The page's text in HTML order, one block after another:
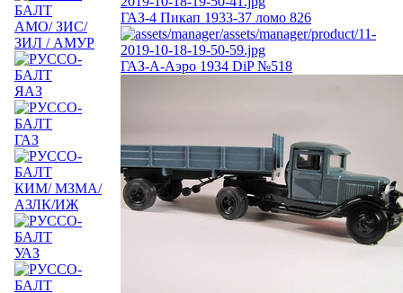
АМО/ ЗИС/
ЗИЛ / АМУР
ЯАЗ
ГАЗ
КИМ/ МЗМА/
АЗЛК/ИЖ
УАЗ
ГАЗ-4 Пикап 1933-37 ломо 826
ГАЗ-А-Аэро 1934 DiP №518